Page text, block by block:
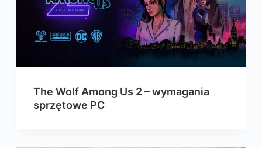
The Wolf Among Us 2 – wymagania
sprzętowe PC